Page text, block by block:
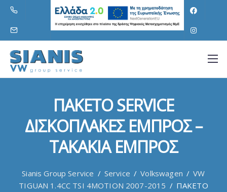
ΠΑΚΕΤΟ SERVICE
ΔΙΣΚΟΠΛΑΚΕΣ ΕΜΠΡΟΣ –
ΤΑΚΑΚΙΑ ΕΜΠΡΟΣ
Sianis Group Service / Service / Volkswagen / VW
TIGUAN 1.4CC TSI 4MOTION 2007-2015 / ΠΑΚΕΤΟ